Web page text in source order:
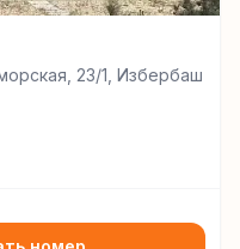
23/1, Избербаш